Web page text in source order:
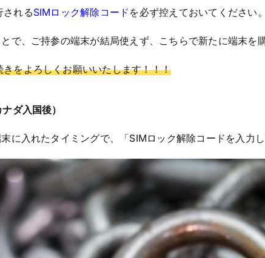
されるSIMロック解除コード を必ず控えておいてください
で、ご持参の端末が結局使えず、こちらで新たに端末
をよろしくお願いいたします！！！
ダ入国後）
に入れたタイミングで、「SIMロック解除コードを入力